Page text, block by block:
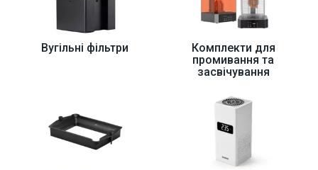
Вугільні фільтри
Комплекти для
промивання та
засвічування